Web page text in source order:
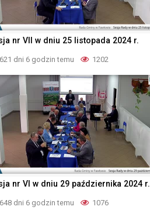
nr VII w dniu 25 listopada 2024 r.
621 dni 6 godzin temu 1202
nr VI w dniu 29 października 2024 r.
648 dni 6 godzin temu 1076